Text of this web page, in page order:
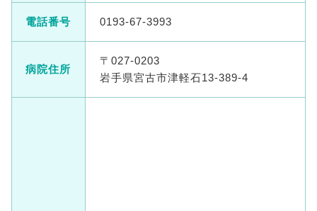
電話番号 0193-67-3993
病院住所
〒027-0203
岩手県宮古市津軽石13-389-4